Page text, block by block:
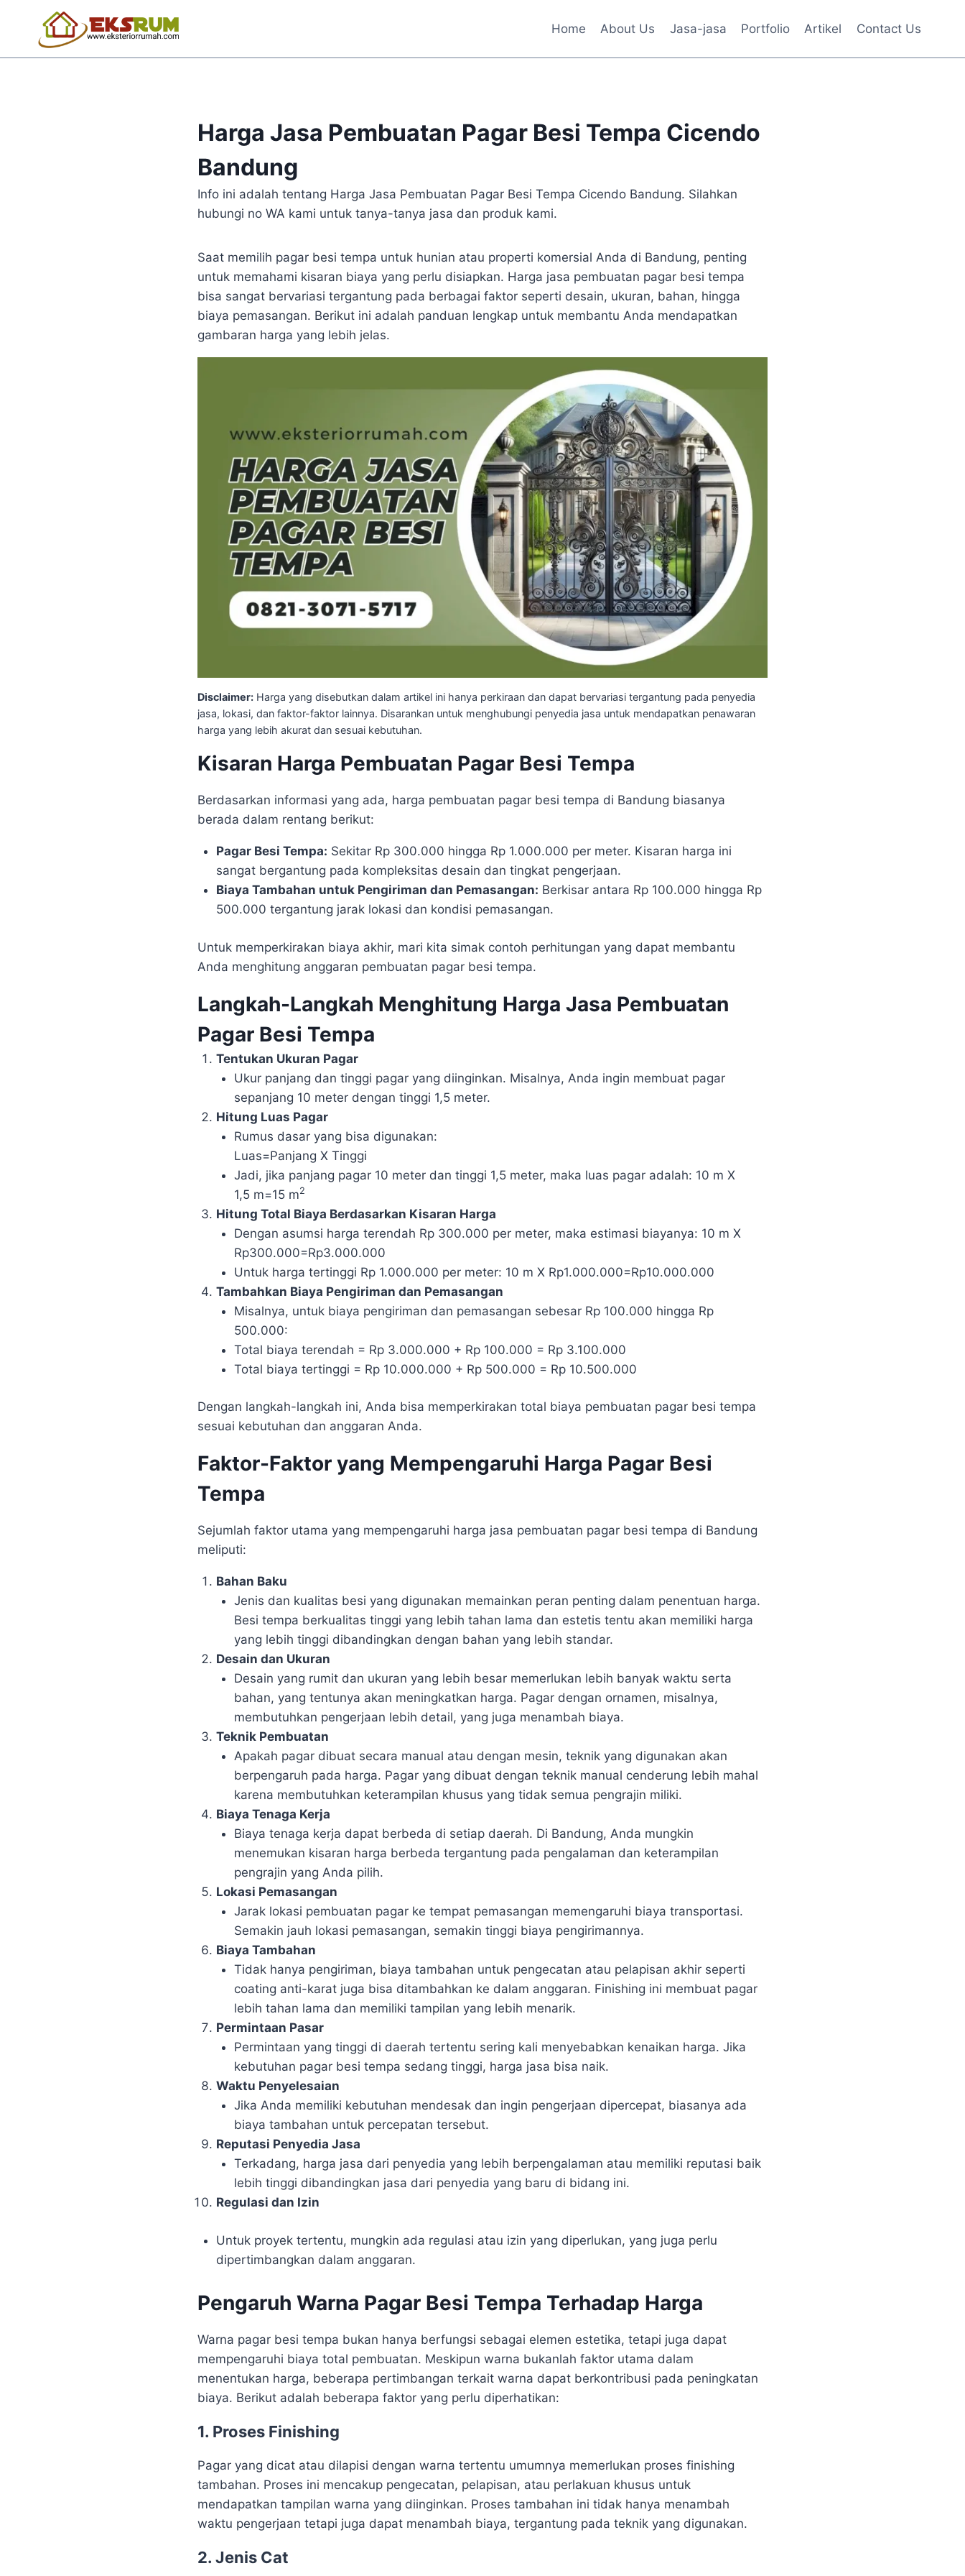
Home About Us Jasa-jasa Portfolio Artikel Contact Us
Harga Jasa Pembuatan Pagar Besi Tempa Cicendo
Bandung
Info ini adalah tentang Harga Jasa Pembuatan Pagar Besi Tempa Cicendo Bandung. Silahkan
hubungi no WA kami untuk tanya-tanya jasa dan produk kami.
Saat memilih pagar besi tempa untuk hunian atau properti komersial Anda di Bandung, penting
untuk memahami kisaran biaya yang perlu disiapkan. Harga jasa pembuatan pagar besi tempa
bisa sangat bervariasi tergantung pada berbagai faktor seperti desain, ukuran, bahan, hingga
biaya pemasangan. Berikut ini adalah panduan lengkap untuk membantu Anda mendapatkan
gambaran harga yang lebih jelas.
Disclaimer: Harga yang disebutkan dalam artikel ini hanya perkiraan dan dapat bervariasi tergantung pada penyedia
jasa, lokasi, dan faktor-faktor lainnya. Disarankan untuk menghubungi penyedia jasa untuk mendapatkan penawaran
harga yang lebih akurat dan sesuai kebutuhan.
Kisaran Harga Pembuatan Pagar Besi Tempa
Berdasarkan informasi yang ada, harga pembuatan pagar besi tempa di Bandung biasanya
berada dalam rentang berikut:
Pagar Besi Tempa: Sekitar Rp 300.000 hingga Rp 1.000.000 per meter. Kisaran harga ini
sangat bergantung pada kompleksitas desain dan tingkat pengerjaan.
Biaya Tambahan untuk Pengiriman dan Pemasangan: Berkisar antara Rp 100.000 hingga Rp
500.000 tergantung jarak lokasi dan kondisi pemasangan.
Untuk memperkirakan biaya akhir, mari kita simak contoh perhitungan yang dapat membantu
Anda menghitung anggaran pembuatan pagar besi tempa.
Langkah-Langkah Menghitung Harga Jasa Pembuatan
Pagar Besi Tempa
Tentukan Ukuran Pagar
Ukur panjang dan tinggi pagar yang diinginkan. Misalnya, Anda ingin membuat pagar
sepanjang 10 meter dengan tinggi 1,5 meter.
Hitung Luas Pagar
Rumus dasar yang bisa digunakan:
Luas=Panjang X Tinggi
Jadi, jika panjang pagar 10 meter dan tinggi 1,5 meter, maka luas pagar adalah: 10 m X
1,5 m=15 m2
Hitung Total Biaya Berdasarkan Kisaran Harga
Dengan asumsi harga terendah Rp 300.000 per meter, maka estimasi biayanya: 10 m X
Rp300.000=Rp3.000.000
Untuk harga tertinggi Rp 1.000.000 per meter: 10 m X Rp1.000.000=Rp10.000.000
Tambahkan Biaya Pengiriman dan Pemasangan
Misalnya, untuk biaya pengiriman dan pemasangan sebesar Rp 100.000 hingga Rp
500.000:
Total biaya terendah = Rp 3.000.000 + Rp 100.000 = Rp 3.100.000
Total biaya tertinggi = Rp 10.000.000 + Rp 500.000 = Rp 10.500.000
Dengan langkah-langkah ini, Anda bisa memperkirakan total biaya pembuatan pagar besi tempa
sesuai kebutuhan dan anggaran Anda.
Faktor-Faktor yang Mempengaruhi Harga Pagar Besi
Tempa
Sejumlah faktor utama yang mempengaruhi harga jasa pembuatan pagar besi tempa di Bandung
meliputi:
Bahan Baku
Jenis dan kualitas besi yang digunakan memainkan peran penting dalam penentuan harga.
Besi tempa berkualitas tinggi yang lebih tahan lama dan estetis tentu akan memiliki harga
yang lebih tinggi dibandingkan dengan bahan yang lebih standar.
Desain dan Ukuran
Desain yang rumit dan ukuran yang lebih besar memerlukan lebih banyak waktu serta
bahan, yang tentunya akan meningkatkan harga. Pagar dengan ornamen, misalnya,
membutuhkan pengerjaan lebih detail, yang juga menambah biaya.
Teknik Pembuatan
Apakah pagar dibuat secara manual atau dengan mesin, teknik yang digunakan akan
berpengaruh pada harga. Pagar yang dibuat dengan teknik manual cenderung lebih mahal
karena membutuhkan keterampilan khusus yang tidak semua pengrajin miliki.
Biaya Tenaga Kerja
Biaya tenaga kerja dapat berbeda di setiap daerah. Di Bandung, Anda mungkin
menemukan kisaran harga berbeda tergantung pada pengalaman dan keterampilan
pengrajin yang Anda pilih.
Lokasi Pemasangan
Jarak lokasi pembuatan pagar ke tempat pemasangan memengaruhi biaya transportasi.
Semakin jauh lokasi pemasangan, semakin tinggi biaya pengirimannya.
Biaya Tambahan
Tidak hanya pengiriman, biaya tambahan untuk pengecatan atau pelapisan akhir seperti
coating anti-karat juga bisa ditambahkan ke dalam anggaran. Finishing ini membuat pagar
lebih tahan lama dan memiliki tampilan yang lebih menarik.
Permintaan Pasar
Permintaan yang tinggi di daerah tertentu sering kali menyebabkan kenaikan harga. Jika
kebutuhan pagar besi tempa sedang tinggi, harga jasa bisa naik.
Waktu Penyelesaian
Jika Anda memiliki kebutuhan mendesak dan ingin pengerjaan dipercepat, biasanya ada
biaya tambahan untuk percepatan tersebut.
Reputasi Penyedia Jasa
Terkadang, harga jasa dari penyedia yang lebih berpengalaman atau memiliki reputasi baik
lebih tinggi dibandingkan jasa dari penyedia yang baru di bidang ini.
Regulasi dan Izin
Untuk proyek tertentu, mungkin ada regulasi atau izin yang diperlukan, yang juga perlu
dipertimbangkan dalam anggaran.
Pengaruh Warna Pagar Besi Tempa Terhadap Harga
Warna pagar besi tempa bukan hanya berfungsi sebagai elemen estetika, tetapi juga dapat
mempengaruhi biaya total pembuatan. Meskipun warna bukanlah faktor utama dalam
menentukan harga, beberapa pertimbangan terkait warna dapat berkontribusi pada peningkatan
biaya. Berikut adalah beberapa faktor yang perlu diperhatikan:
1. Proses Finishing
Pagar yang dicat atau dilapisi dengan warna tertentu umumnya memerlukan proses finishing
tambahan. Proses ini mencakup pengecatan, pelapisan, atau perlakuan khusus untuk
mendapatkan tampilan warna yang diinginkan. Proses tambahan ini tidak hanya menambah
waktu pengerjaan tetapi juga dapat menambah biaya, tergantung pada teknik yang digunakan.
2. Jenis Cat